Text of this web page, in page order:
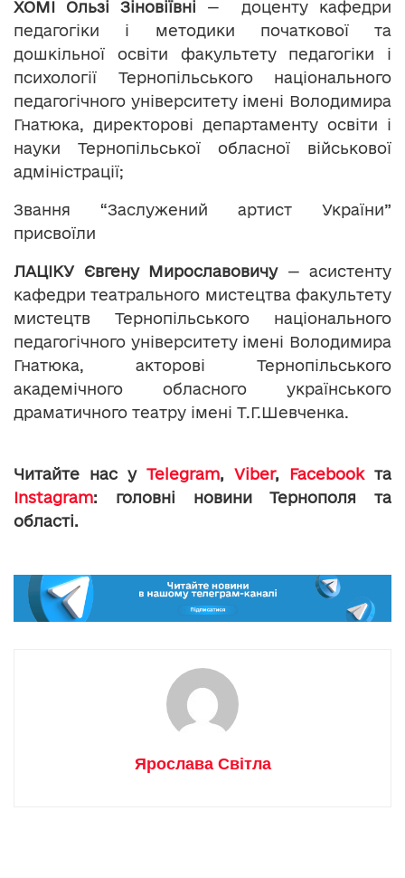
ХОМІ Ользі Зіновіївні — доценту кафедри
педагогіки і методики початкової та
дошкільної освіти факультету педагогіки і
психології Тернопільського національного
педагогічного університету імені Володимира
Гнатюка, директорові департаменту освіти і
науки Тернопільської обласної військової
адміністрації;
Звання “Заслужений артист України”
присвоїли
ЛАЦІКУ Євгену Мирославовичу— асистенту
кафедри театрального мистецтва факультету
мистецтв Тернопільського національного
педагогічного університету імені Володимира
Гнатюка, акторові Тернопільського
академічного обласного українського
драматичного театру імені Т.Г.Шевченка.
Читайте нас у Telegram, Viber, Facebookта
Instagram: головні новини Тернополя та
області.
Ярослава Світла